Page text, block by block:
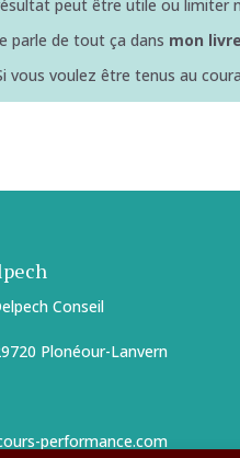
peut être utile ou limiter
parle de tout ça dans mon
vous voulez être tenus au
Conseil
Plonéour-Lanvern
performance.com